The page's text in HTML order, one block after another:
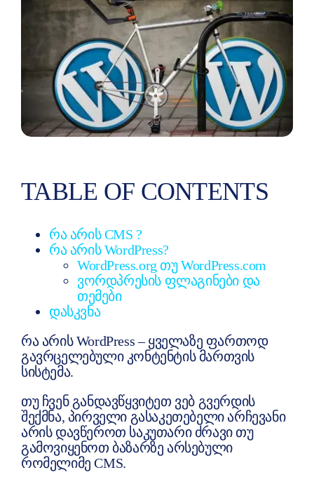
FAQ
მოგვწერეთ
TABLE OF CONTENTS
რა არის CMS ?
რა არის WordPress?
WordPress.org თუ WordPress.com
ვორდპრესის ფლაგინები და
თემები
დასკვნა
რა არის WordPress – ყველაზე ფართოდ
გავრცელებული კონტენტის მართვის
სისტემა.
თუ ჩვენ განდავწყვიტეთ ვებ გვერდის
შექმნა, პირველი გასაკეთებელი არჩევანი
არის დავწეროთ საკუთარი ძრავი თუ
გამოვიყენოთ ბაზარზე არსებული
რომელიმე CMS.